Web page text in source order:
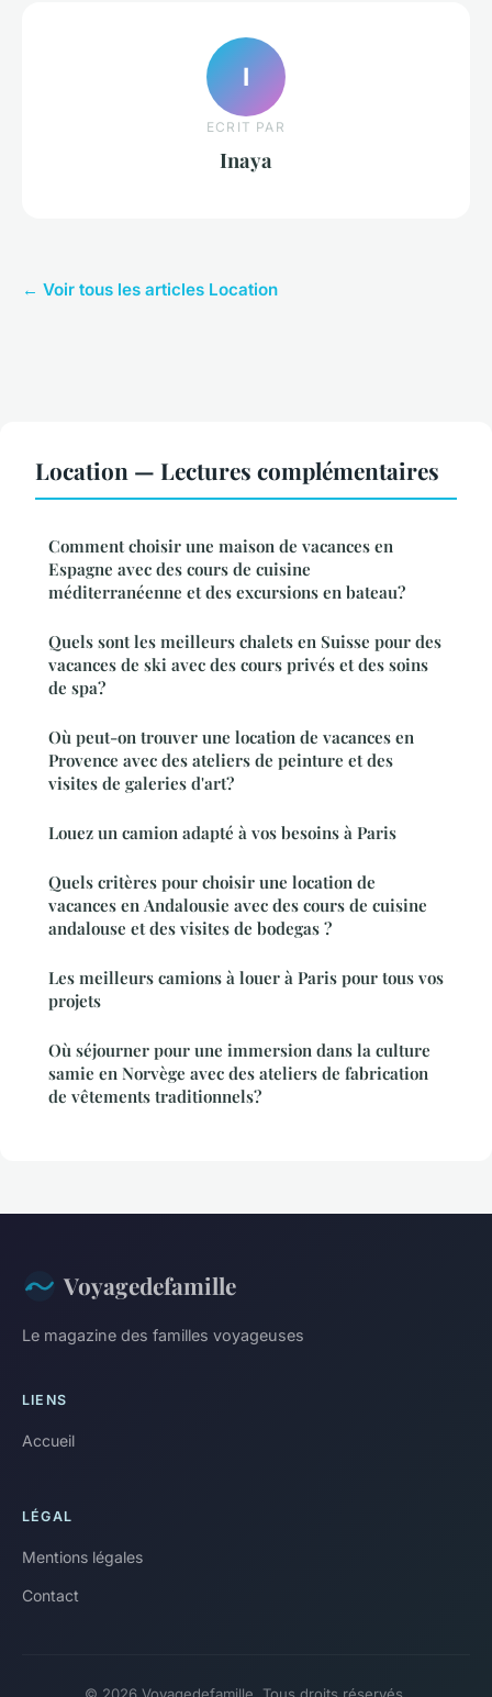
I
ECRIT PAR
Inaya
← Voir tous les articles Location
Location — Lectures complémentaires
Comment choisir une maison de vacances en
Espagne avec des cours de cuisine
méditerranéenne et des excursions en bateau?
Quels sont les meilleurs chalets en Suisse pour des
vacances de ski avec des cours privés et des soins
de spa?
Où peut-on trouver une location de vacances en
Provence avec des ateliers de peinture et des
visites de galeries d'art?
Louez un camion adapté à vos besoins à Paris
Quels critères pour choisir une location de
vacances en Andalousie avec des cours de cuisine
andalouse et des visites de bodegas ?
Les meilleurs camions à louer à Paris pour tous vos
projets
Où séjourner pour une immersion dans la culture
samie en Norvège avec des ateliers de fabrication
de vêtements traditionnels?
Voyagedefamille
Le magazine des familles voyageuses
LIENS
Accueil
LÉGAL
Mentions légales
Contact